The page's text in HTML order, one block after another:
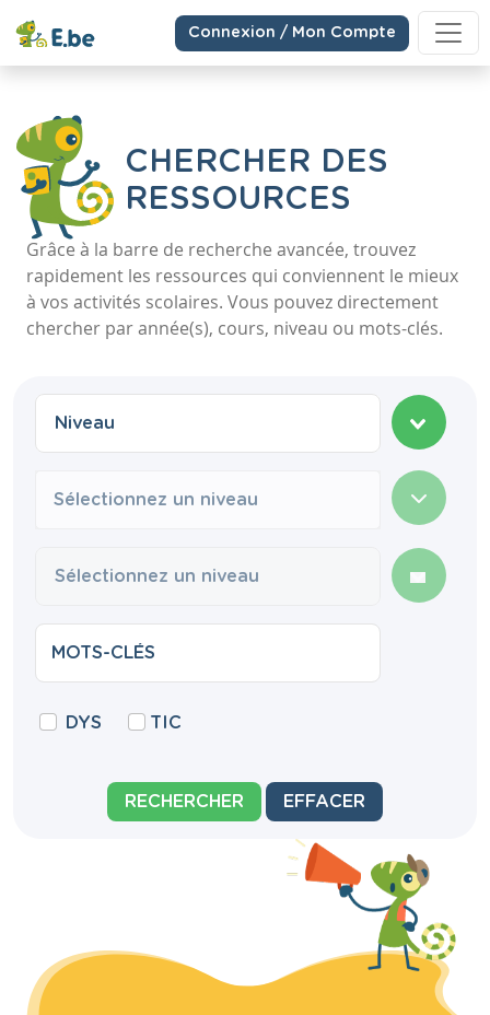
Connexion / Mon Compte
CHERCHER DES
RESSOURCES
Grâce à la barre de recherche avancée, trouvez
rapidement les ressources qui conviennent le mieux
à vos activités scolaires. Vous pouvez directement
chercher par année(s), cours, niveau ou mots-clés.
Sélectionnez un niveau
DYS TIC
RECHERCHER EFFACER